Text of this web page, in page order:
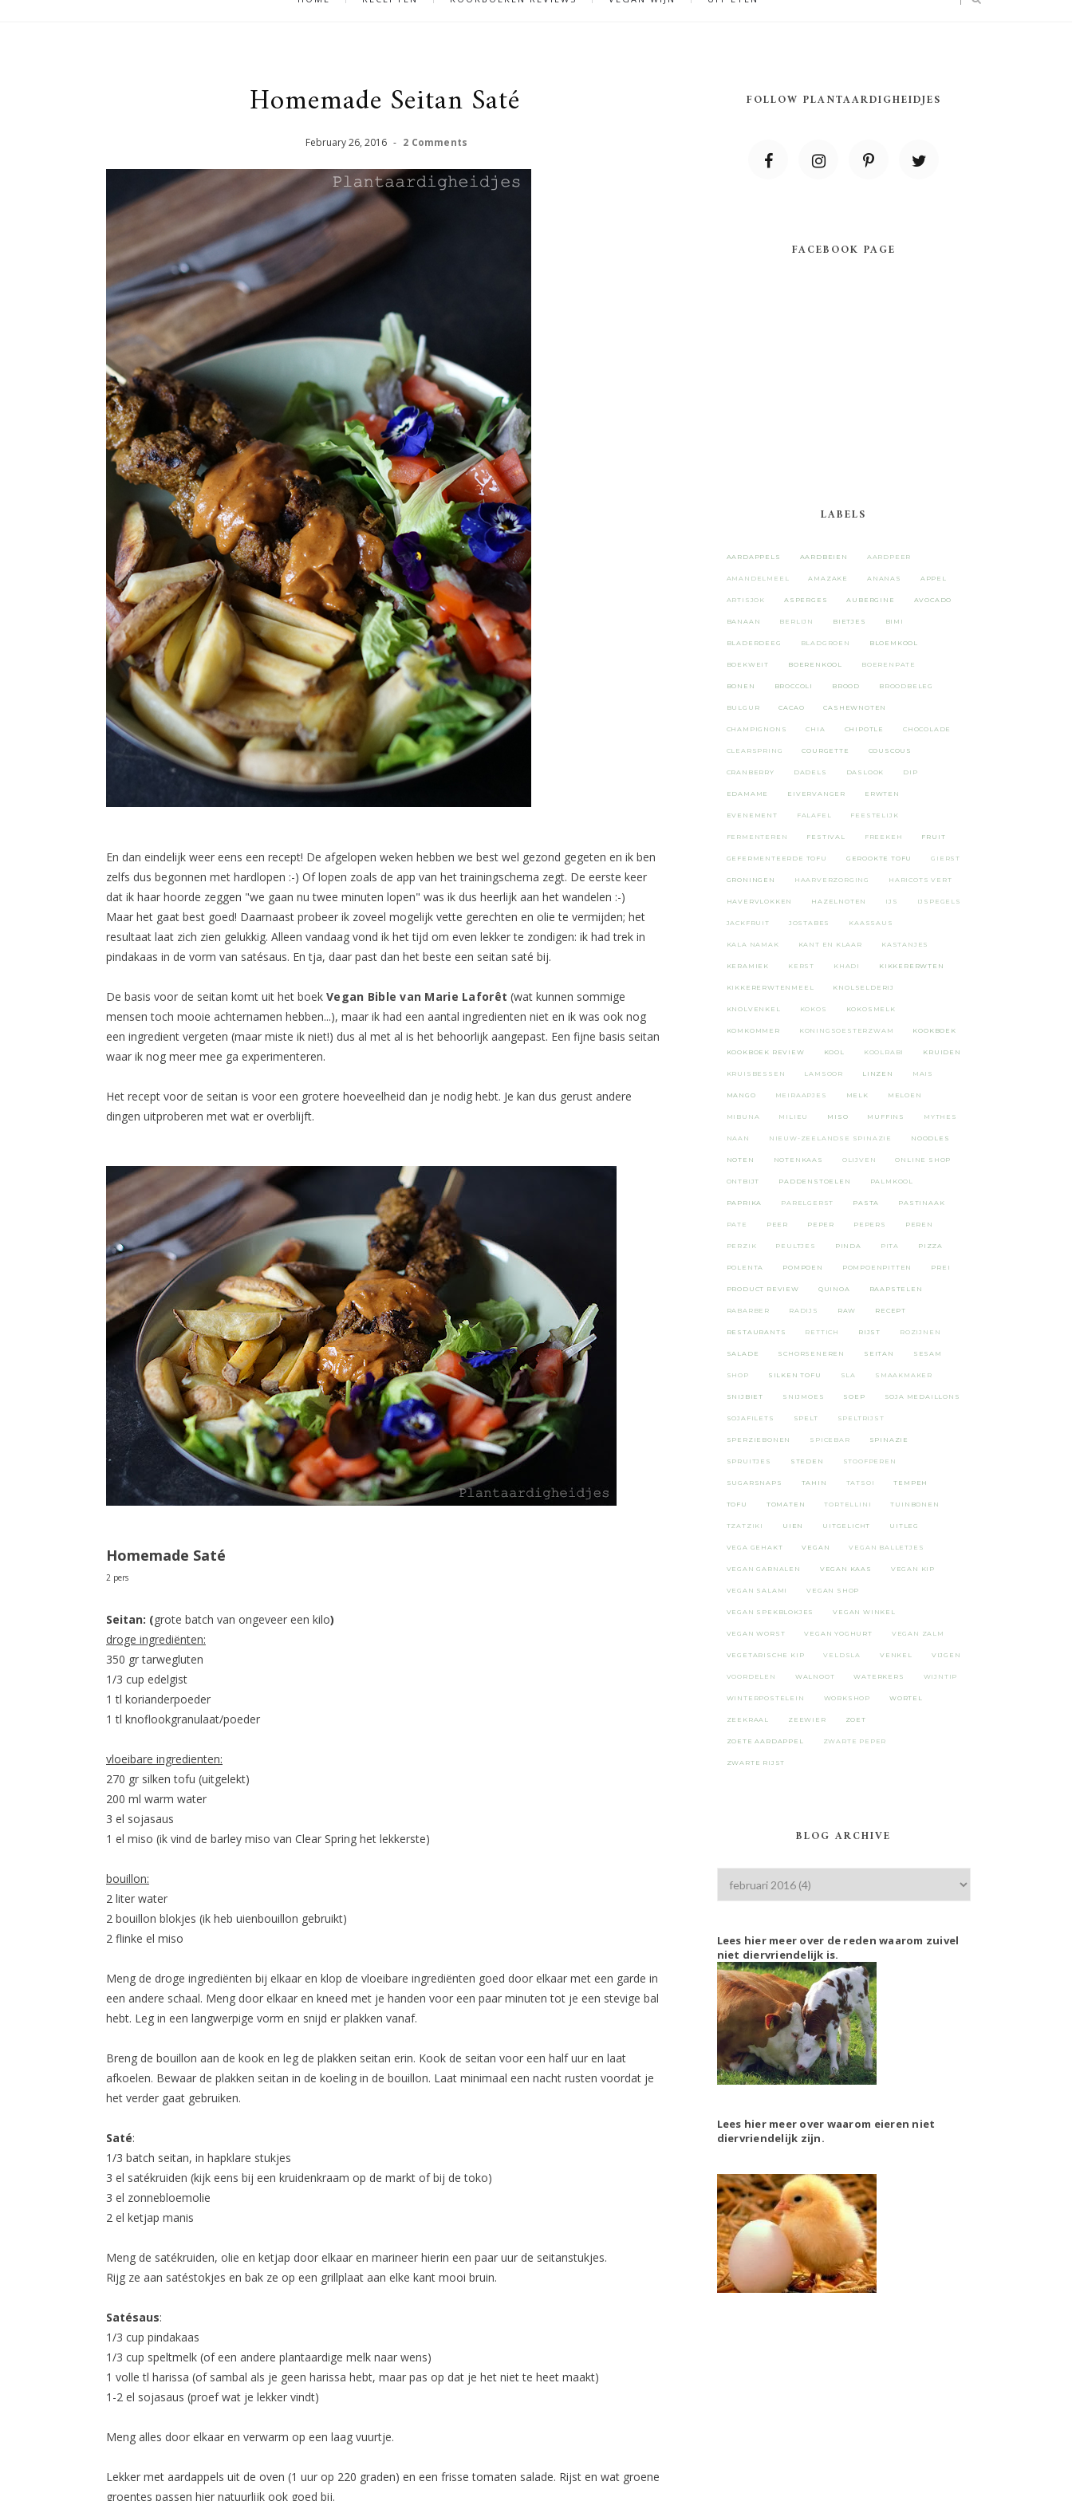
Homemade Seitan Saté
February26,2016 - 2 Comments
En dan eindelijk weer eens een recept! De afgelopen weken hebben we best wel gezond gegeten en ik ben
zelfs dus begonnen met hardlopen :-) Of lopen zoals de app van het trainingschema zegt. De eerste keer
dat ik haar hoorde zeggen "we gaan nu twee minuten lopen" was ik dus heerlijk aan het wandelen :-)
Maar het gaat best goed! Daarnaast probeer ik zoveel mogelijk vette gerechten en olie te vermijden; het
resultaat laat zich zien gelukkig. Alleen vandaag vond ik het tijd om even lekker te zondigen: ik had trek in
pindakaas in de vorm van satésaus. En tja, daar past dan het beste een seitan saté bij.
De basis voor de seitan komt uit het boek Vegan Bible van Marie Laforêt (wat kunnen sommige
mensen toch mooie achternamen hebben...), maar ik had een aantal ingredienten niet en ik was ook nog
een ingredient vergeten (maar miste ik niet!) dus al met al is het behoorlijk aangepast. Een fijne basis seitan
waar ik nog meer mee ga experimenteren.
Het recept voor de seitan is voor een grotere hoeveelheid dan je nodig hebt. Je kan dus gerust andere
dingen uitproberen met wat er overblijft.
Homemade Saté
2 pers
Seitan: (grote batch van ongeveer een kilo)
droge ingrediënten:
350 gr tarwegluten
1/3 cup edelgist
1 tl korianderpoeder
1 tl knoflookgranulaat/poeder
vloeibare ingredienten:
270 gr silken tofu (uitgelekt)
200 ml warm water
3 el sojasaus
1 el miso (ik vind de barley miso van Clear Spring het lekkerste)
bouillon:
2 liter water
2 bouillon blokjes (ik heb uienbouillon gebruikt)
2 flinke el miso
Meng de droge ingrediënten bij elkaar en klop de vloeibare ingrediënten goed door elkaar met een garde in
een andere schaal. Meng door elkaar en kneed met je handen voor een paar minuten tot je een stevige bal
hebt. Leg in een langwerpige vorm en snijd er plakken vanaf.
Breng de bouillon aan de kook en leg de plakken seitan erin. Kook de seitan voor een half uur en laat
afkoelen. Bewaar de plakken seitan in de koeling in de bouillon. Laat minimaal een nacht rusten voordat je
het verder gaat gebruiken.
Saté:
1/3 batch seitan, in hapklare stukjes
3 el satékruiden (kijk eens bij een kruidenkraam op de markt of bij de toko)
3 el zonnebloemolie
2 el ketjap manis
Meng de satékruiden, olie en ketjap door elkaar en marineer hierin een paar uur de seitanstukjes.
Rijg ze aan satéstokjes en bak ze op een grillplaat aan elke kant mooi bruin.
Satésaus:
1/3 cup pindakaas
1/3 cup speltmelk (of een andere plantaardige melk naar wens)
1 volle tl harissa (of sambal als je geen harissa hebt, maar pas op dat je het niet te heet maakt)
1-2 el sojasaus (proef wat je lekker vindt)
Meng alles door elkaar en verwarm op een laag vuurtje.
Lekker met aardappels uit de oven (1 uur op 220 graden) en een frisse tomaten salade. Rijst en wat groene
groentes passen hier natuurlijk ook goed bij.
FOLLOW PLANTAARDIGHEIDJES
FACEBOOK PAGE
LABELS
AARDAPPELS AARDBEIEN AARDPEER
AMANDELMEEL AMAZAKE ANANAS APPEL
ARTISJOK ASPERGES AUBERGINE AVOCADO
BANAAN BERLIJN BIETJES BIMI
BLADERDEEG BLADGROEN BLOEMKOOL
BOEKWEIT BOERENKOOL BOERENPATE
BONEN BROCCOLI BROOD BROODBELEG
BULGUR CACAO CASHEWNOTEN
CHAMPIGNONS CHIA CHIPOTLE CHOCOLADE
CLEARSPRING COURGETTE COUSCOUS
CRANBERRY DADELS DASLOOK DIP
EDAMAME EIVERVANGER ERWTEN
EVENEMENT FALAFEL FEESTELIJK
FERMENTEREN FESTIVAL FREEKEH FRUIT
GEFERMENTEERDE TOFU GEROOKTE TOFU GIERST
GRONINGEN HAARVERZORGING HARICOTS VERT
HAVERVLOKKEN HAZELNOTEN IJS IJSPEGELS
JACKFRUIT JOSTABES KAASSAUS
KALA NAMAK KANT EN KLAAR KASTANJES
KERAMIEK KERST KHADI KIKKERERWTEN
KIKKERERWTENMEEL KNOLSELDERIJ
KNOLVENKEL KOKOS KOKOSMELK
KOMKOMMER KONINGSOESTERZWAM KOOKBOEK
KOOKBOEK REVIEW KOOL KOOLRABI KRUIDEN
KRUISBESSEN LAMSOOR LINZEN MAIS
MANGO MEIRAAPJES MELK MELOEN
MIBUNA MILIEU MISO MUFFINS MYTHES
NAAN NIEUW-ZEELANDSE SPINAZIE NOODLES
NOTEN NOTENKAAS OLIJVEN ONLINE SHOP
ONTBIJT PADDENSTOELEN PALMKOOL
PAPRIKA PARELGERST PASTA PASTINAAK
PATE PEER PEPER PEPERS PEREN
PERZIK PEULTJES PINDA PITA PIZZA
POLENTA POMPOEN POMPOENPITTEN PREI
PRODUCT REVIEW QUINOA RAAPSTELEN
RABARBER RADIJS RAW RECEPT
RESTAURANTS RETTICH RIJST ROZIJNEN
SALADE SCHORSENEREN SEITAN SESAM
SHOP SILKEN TOFU SLA SMAAKMAKER
SNIJBIET SNIJMOES SOEP SOJA MEDAILLONS
SOJAFILETS SPELT SPELTRIJST
SPERZIEBONEN SPICEBAR SPINAZIE
SPRUITJES STEDEN STOOFPEREN
SUGARSNAPS TAHIN TATSOI TEMPEH
TOFU TOMATEN TORTELLINI TUINBONEN
TZATZIKI UIEN UITGELICHT UITLEG
VEGA GEHAKT VEGAN VEGAN BALLETJES
VEGAN GARNALEN VEGAN KAAS VEGAN KIP
VEGAN SALAMI VEGAN SHOP
VEGAN SPEKBLOKJES VEGAN WINKEL
VEGAN WORST VEGAN YOGHURT VEGAN ZALM
VEGETARISCHE KIP VELDSLA VENKEL VIJGEN
VOORDELEN WALNOOT WATERKERS WIJNTIP
WINTERPOSTELEIN WORKSHOP WORTEL
ZEEKRAAL ZEEWIER ZOET
ZOETE AARDAPPEL ZWARTE PEPER
ZWARTE RIJST
BLOG ARCHIVE
Lees hier meer over de reden waarom zuivel
niet diervriendelijk is.
Lees hier meer over waarom eieren niet
diervriendelijk zijn.